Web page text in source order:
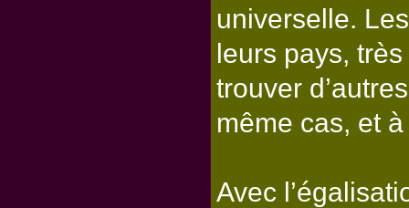
universelle.
leurs pays,
trouver
même cas, et
Avec